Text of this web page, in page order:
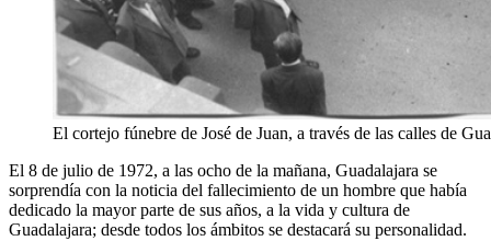
El cortejo fúnebre de José de Juan, a través de las calles de
El 8 de julio de 1972, a las ocho de la mañana, Guadalajara se
sorprendía con la noticia del fallecimiento de un hombre que había
dedicado la mayor parte de sus años, a la vida y cultura de
Guadalajara; desde todos los ámbitos se destacará su personalidad.